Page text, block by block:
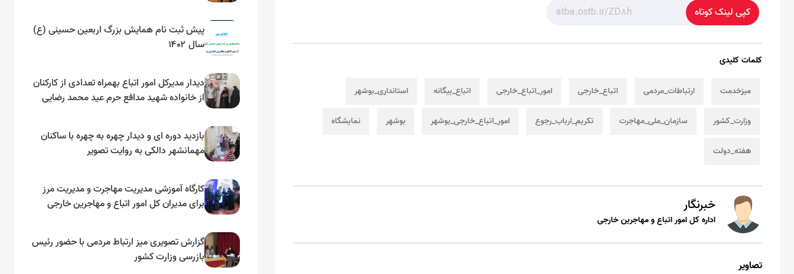
کپی لینک کوتاه
کلمات کلیدی
میزخدمت ارتباطات_مردمی اتباع_خارجی امور_اتباع_خارجی اتباع_بیگانه استانداری_بوشهر
وزارت_کشور سازمان_ملی_مهاجرت تکریم_ارباب_رجوع امور_اتباع_خارجی_بوشهر بوشهر نمایشگاه
هفته_دولت
خبرنگار
اداره کل امور اتباع و مهاجرین خارجی
تصاویر
پیش ثبت نام همایش بزرگ اربعین حسینی (ع)
سال ۱۴۰۲
دیدار مدیرکل امور اتباع بهمراه تعدادی از کارکنان
از خانواده شهید مدافع حرم عید محمد رضایی
بازدید دوره ای و دیدار چهره به چهره با ساکنان
مهمانشهر دالکی به روایت تصویر
کارگاه آموزشی مدیریت مهاجرت و مدیریت مرز
برای مدیران کل امور اتباع و مهاجرین خارجی
استان‌های مرزی و نمایندگان دستگاههای ذیربط
گزارش تصویری میز ارتباط مردمی با حضور رئیس
بازرسی وزارت کشور